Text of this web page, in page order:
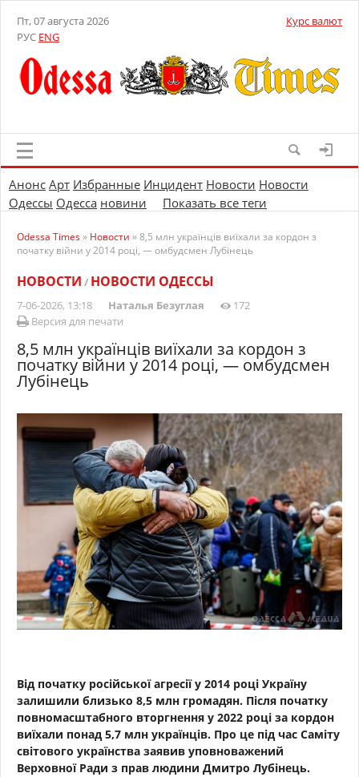
Пт, 07 августа 2026
РУС ENG
Курс валют
Анонс Арт Избранные Инцидент Новости Новости
Одессы Одесса новини Показать все теги
Odessa Times» Новости » 8,5 млн українців виїхали за кордон з
початку війни у 2014 році, — омбудсмен Лубінець
НОВОСТИ / НОВОСТИ ОДЕССЫ
7-06-2026, 13:18 Наталья Безуглая
172
Версия для печати
8,5 млн українців виїхали за кордон з
початку війни у 2014 році, — омбудсмен
Лубінець
Від початку російської агресії у 2014 році Україну
залишили близько 8,5 млн громадян. Після початку
повномасштабного вторгнення у 2022 році за кордон
виїхали понад 5,7 млн українців. Про це під час Саміту
світового українства заявив уповноважений
Верховної Ради з прав людини Дмитро Лубінець.